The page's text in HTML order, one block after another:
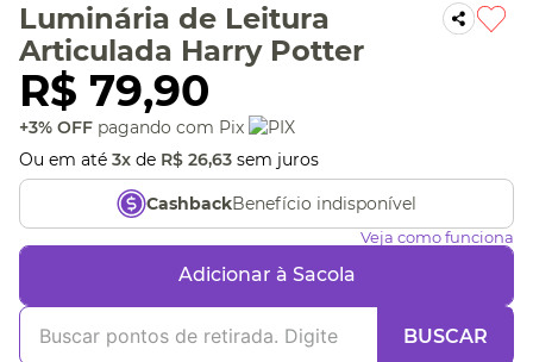
Luminária de Leitura
Articulada Harry Potter
R$ 79,90
+3% OFF pagando com Pix
Ou em até 3x de R$ 26,63 sem juros
CashbackBenefício indisponível
Veja como funciona
Adicionar à Sacola
BUSCAR